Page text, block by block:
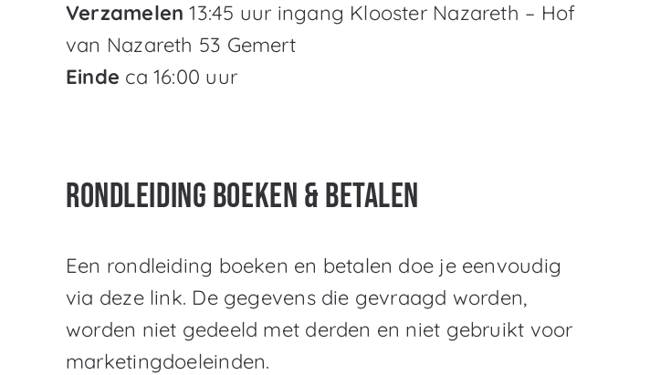
Verzamelen 13:45 uur ingang Klooster Nazareth – Hof
van Nazareth 53 Gemert
Einde ca 16:00 uur
Rondleiding boeken & betalen
Een rondleiding boeken en betalen doe je eenvoudig
via deze link. De gegevens die gevraagd worden,
worden niet gedeeld met derden en niet gebruikt voor
marketingdoeleinden.